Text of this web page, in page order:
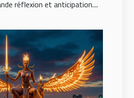
réflexion et anticipation....